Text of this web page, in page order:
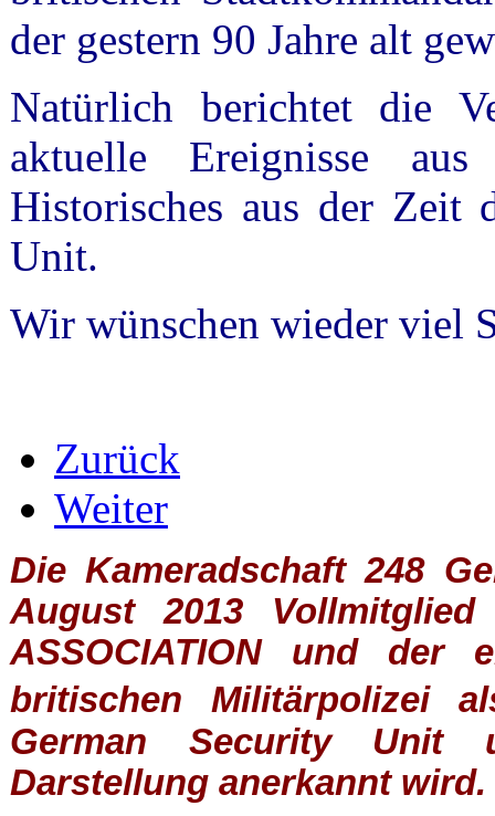
der gestern 90 Jahre alt
Natürlich berichtet die
aktuelle Ereignisse
Historisches aus der Zeit
Unit.
Wir wünschen wieder viel
Zurück
Weiter
Die Kameradschaft 248
August 2013
ASSOCIATIONund der
britischen
Militärpolizei
German Security Unit
Darstellung anerkannt wird.